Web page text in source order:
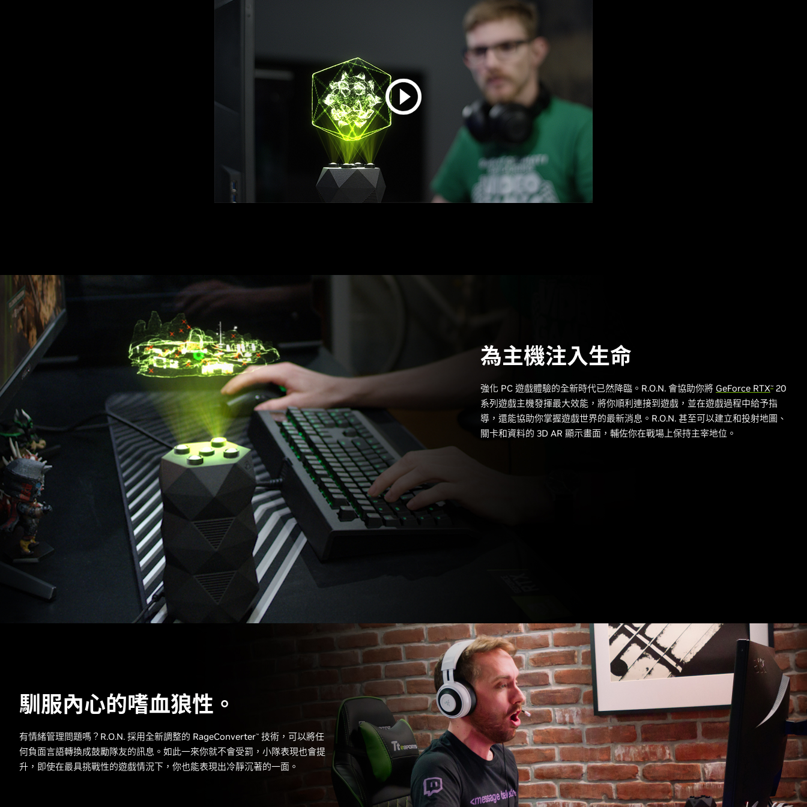
為主機注入生命
強化 PC 遊戲體驗的全新時代已然降臨。R.O.N. 會協助你將 GeForce RTX™ 20
系列遊戲主機發揮最大效能，將你順利連接到遊戲，並在遊戲過程中給予指
導，還能協助你掌握遊戲世界的最新消息。R.O.N. 甚至可以建立和投射地圖、
關卡和資料的 3D AR 顯示畫面，輔佐你在戰場上保持主宰地位。
馴服內心的嗜血狼性。
有情緒管理問題嗎？R.O.N. 採用全新調整的 RageConverter™ 技術，可以將任
何負面言語轉換成鼓勵隊友的訊息。如此一來你就不會受罰，小隊表現也會提
升，即使在最具挑戰性的遊戲情況下，你也能表現出冷靜沉著的一面。